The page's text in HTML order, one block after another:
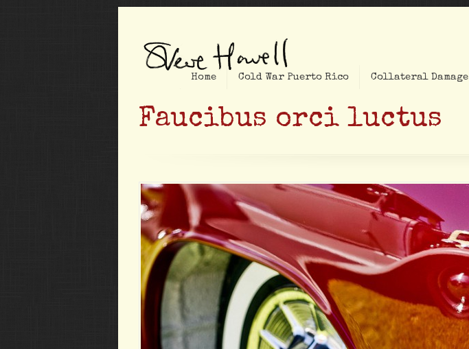
Home Cold War Puerto Rico Collateral Damage
Faucibus orci luctus